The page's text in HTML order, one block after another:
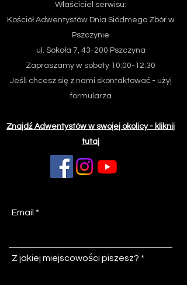
Właściciel serwisu:
Kościół Adwentystów Dnia Siódmego Zbór w
Pszczynie
ul. Sokoła 7, 43-200 Pszczyna
Zapraszamy w soboty 10:00-12:30
Jeśli chcesz się z nami skontaktować - użyj
formularza
Znajdź Adwentystów w swojej okolicy - kliknij
tutaj
Email
Z jakiej miejscowości piszesz?